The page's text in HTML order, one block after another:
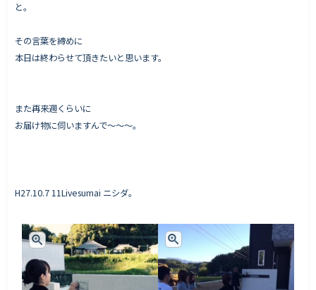
と。
その言葉を締めに
本日は終わらせて頂きたいと思います。
また再来週くらいに
お届け物に伺いますんで〜〜〜。
H27.10.7 11Livesumai ニシダ。